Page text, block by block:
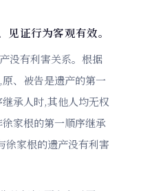
证行为客观有效。
没有利害关系。根据
原、被告是遗产的第一
承人时,其他人均无权
家根的第一顺序继承
徐家根的遗产没有利害